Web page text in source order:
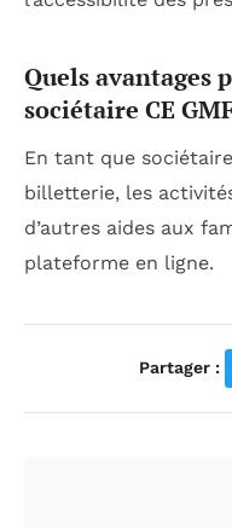
Quels avantages
sociétaire CE
En tant que
billetterie, les
d’autres aides aux
plateforme en ligne.
Partager :